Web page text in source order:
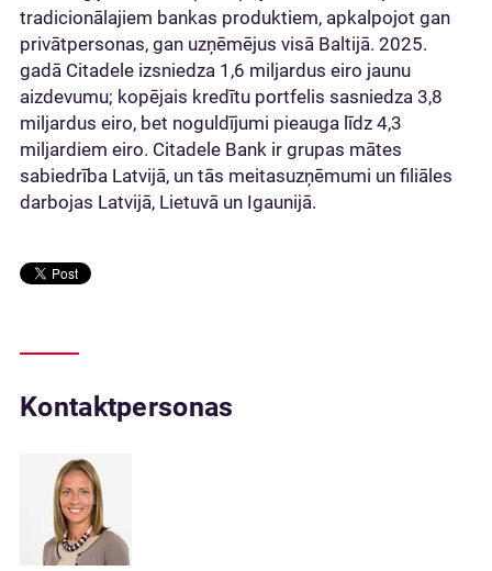
tradicionālajiem bankas produktiem, apkalpojot gan
privātpersonas, gan uzņēmējus visā Baltijā. 2025.
gadā Citadele izsniedza 1,6 miljardus eiro jaunu
aizdevumu; kopējais kredītu portfelis sasniedza 3,8
miljardus eiro, bet noguldījumi pieauga līdz 4,3
miljardiem eiro. Citadele Bank ir grupas mātes
sabiedrība Latvijā, un tās meitasuzņēmumi un filiāles
darbojas Latvijā, Lietuvā un Igaunijā.
Kontaktpersonas